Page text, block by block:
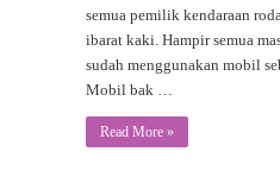
semua pemilik kendaraan
ibarat kaki. Hampir semua
sudah menggunakan mobil
Mobil bak …
Read More »